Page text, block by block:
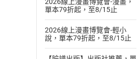
單本79折起，至8/15止
2026線上漫畫博覽會-輕小
說，單本79折起，至8/15止